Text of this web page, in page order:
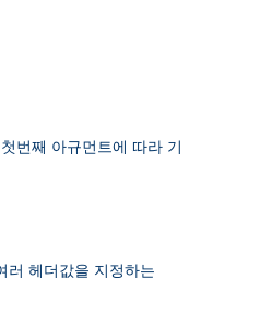
번째 아규먼트에 따라 기
러 헤더값을 지정하는